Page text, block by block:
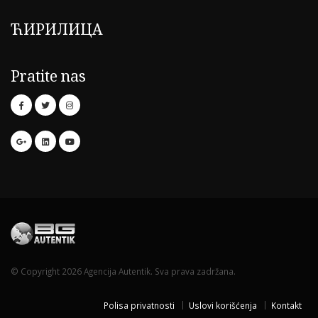
ЋИРИЛИЦА
Pratite nas
© Copyright 2026 Agencija Autentik. Sva prava zadržana.
Polisa privatnosti Uslovi korišćenja Kontakt